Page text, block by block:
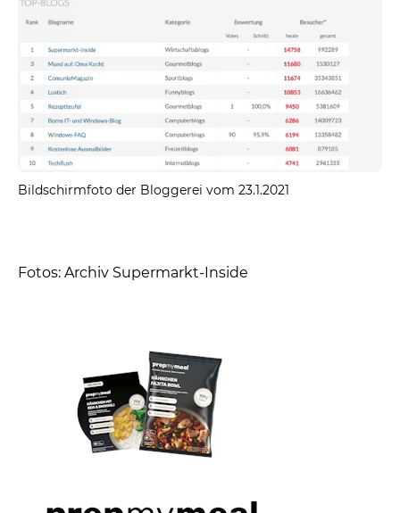
Bildschirmfoto der Bloggerei vom 23.1.2021
Fotos: Archiv Supermarkt-Inside